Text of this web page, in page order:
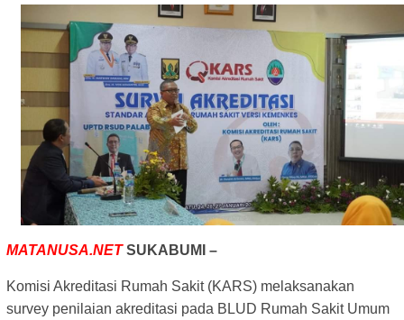
MATANUSA.NETSUKABUMI –
Komisi Akreditasi Rumah Sakit (KARS) melaksanakan
survey penilaian akreditasi pada BLUD Rumah Sakit Umum